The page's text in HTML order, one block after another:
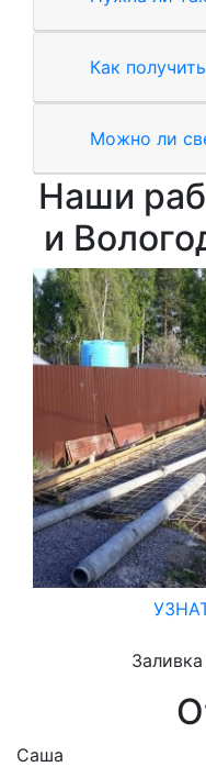
Как
Можно ли
Наши
и
Саша